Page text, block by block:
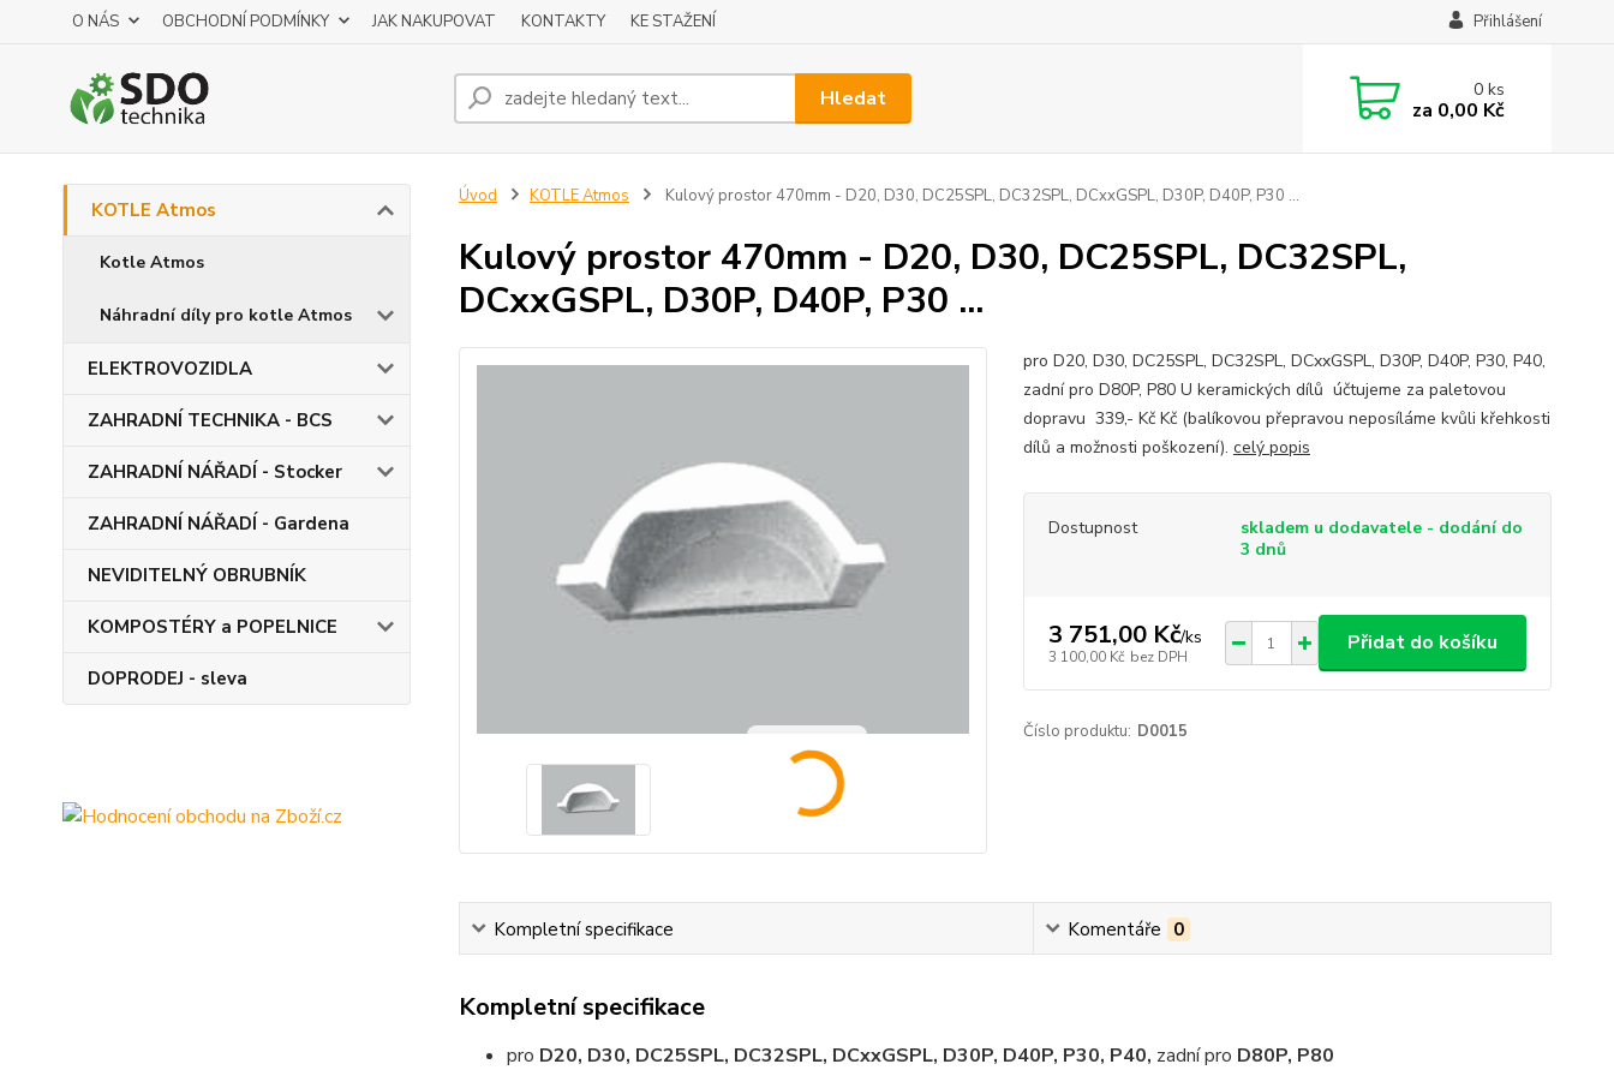
O NÁS OBCHODNÍ PODMÍNKY JAK NAKUPOVAT KONTAKTY KE STAŽENÍ Přihlášení
Hledat 0ks
za 0,00 Kč
KOTLE Atmos
Kotle Atmos
Náhradní díly pro kotle Atmos
ELEKTROVOZIDLA
ZAHRADNÍ TECHNIKA - BCS
ZAHRADNÍ NÁŘADÍ - Stocker
ZAHRADNÍ NÁŘADÍ - Gardena
NEVIDITELNÝ OBRUBNÍK
KOMPOSTÉRY a POPELNICE
DOPRODEJ - sleva
Úvod KOTLE Atmos Kulový prostor 470mm - D20, D30, DC25SPL, DC32SPL, DCxxGSPL, D30P, D40P, P30 ...
Kulový prostor 470mm - D20, D30, DC25SPL, DC32SPL,
DCxxGSPL, D30P, D40P, P30 ...
pro D20, D30, DC25SPL, DC32SPL, DCxxGSPL, D30P, D40P, P30, P40,
zadní pro D80P, P80 U keramických dílů účtujeme za paletovou
dopravu 339,- Kč Kč (balíkovou přepravou neposíláme kvůli křehkosti
dílů a možnosti poškození). celý popis
Dostupnost
skladem u dodavatele - dodání do
3 dnů
3 751,00 Kč/ks
3 100,00 Kč bez DPH
Přidat do košíku
Číslo produktu: D0015
Kompletní specifikace Komentáře 0
Kompletní specifikace
pro D20, D30, DC25SPL, DC32SPL, DCxxGSPL, D30P, D40P, P30, P40, zadní pro D80P, P80